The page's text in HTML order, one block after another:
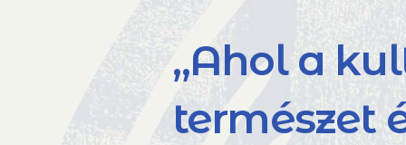
„Ahol a
természet